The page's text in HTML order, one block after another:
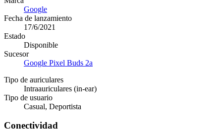
Google
Fecha de lanzamiento
17/6/2021
Estado
Disponible
Sucesor
Google Pixel Buds 2a
Tipo de auriculares
Intraauriculares (in-ear)
Tipo de usuario
Casual, Deportista
Conectividad